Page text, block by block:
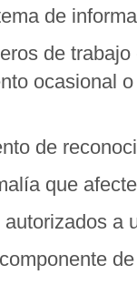
de
de
ocasional
de
que
a